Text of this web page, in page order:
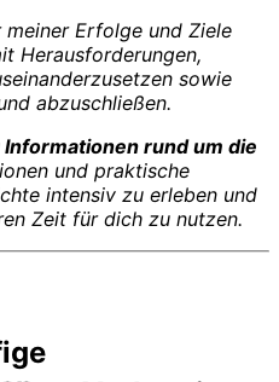
Erfolge und Ziele
Herausforderungen,
sowie
abzuschließen.
rund um die
und praktische
intensiv zu erleben und
Zeit für dich zu nutzen.